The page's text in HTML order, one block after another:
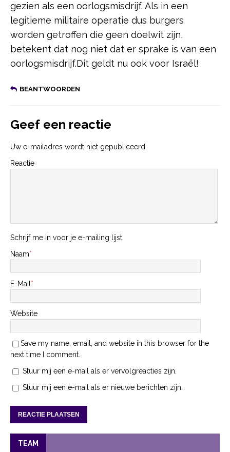
gezien als een oorlogsmisdrijf. Als in een
legitieme militaire operatie dus burgers
worden getroffen die geen doelwit zijn,
betekent dat nog niet dat er sprake is van een
oorlogsmisdrijf.Dit geldt nu ook voor Israël!
BEANTWOORDEN
Geef een reactie
Uw e-mailadres wordt niet gepubliceerd.
Reactie
Schrijf me in voor je e-mailing lijst.
Naam*
E-Mail*
Website
Save my name, email, and website in this browser for the
next time I comment.
Stuur mij een e-mail als er vervolgreacties zijn.
Stuur mij een e-mail als er nieuwe berichten zijn.
TEAM